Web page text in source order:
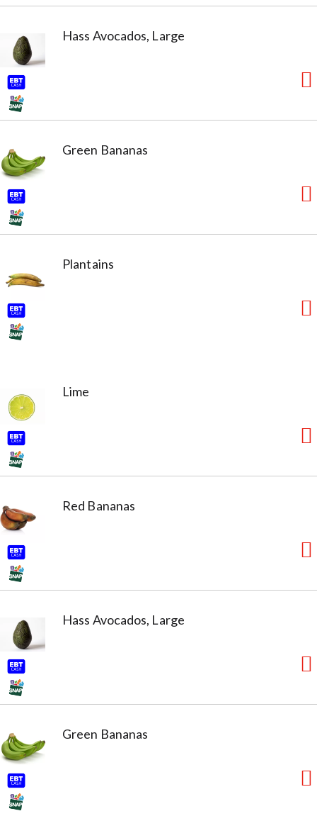
Hass Avocados, Large
Green Bananas
Plantains
Lime
Red Bananas
Hass Avocados, Large
Green Bananas